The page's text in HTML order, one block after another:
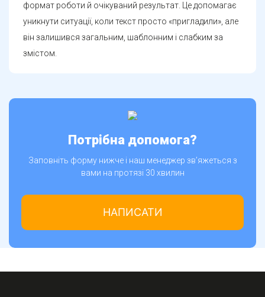
формат роботи й очікуваний результат. Це допомагає
уникнути ситуації, коли текст просто «пригладили», але
він залишився загальним, шаблонним і слабким за
змістом.
Потрібна допомога?
Заповніть форму нижче і наш менеджер зв’яжеться з
вами на протязі 30 хвилин
НАПИСАТИ